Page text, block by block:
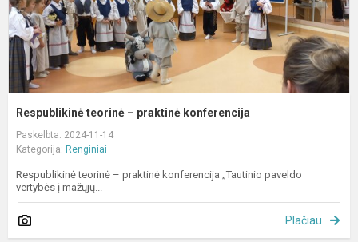
Respublikinė teorinė – praktinė konferencija
Paskelbta: 2024-11-14
Kategorija: Renginiai
Respublikinė teorinė – praktinė konferencija „Tautinio paveldo
vertybės į mažųjų...
Plačiau